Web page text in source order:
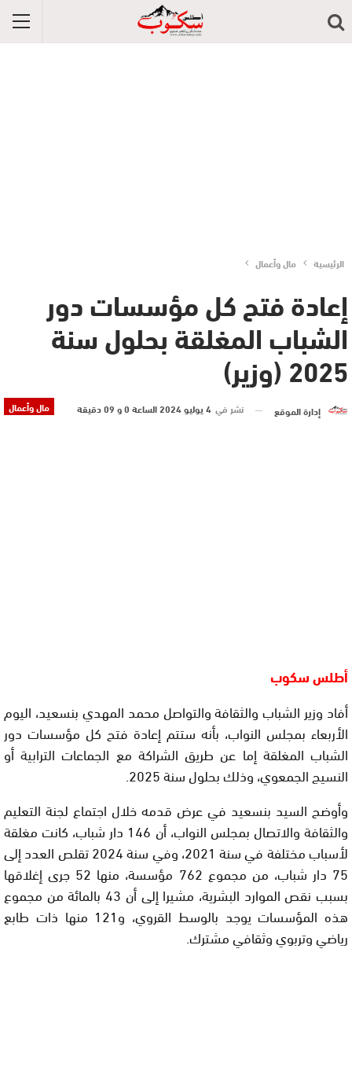
الرئيسية مال وأعمال
إعادة فتح كل مؤسسات دور
الشباب المغلقة بحلول سنة
2025 (وزير)
مال وأعمال إدارة الموقع نشر في 4 يوليو 2024 الساعة 0 و 09 دقيقة
أطلس سكوب
أفاد وزير الشباب والثقافة والتواصل محمد المهدي بنسعيد، اليوم
الأربعاء بمجلس النواب، بأنه ستتم إعادة فتح كل مؤسسات دور
الشباب المغلقة إما عن طريق الشراكة مع الجماعات الترابية أو
النسيج الجمعوي، وذلك بحلول سنة 2025.
وأوضح السيد بنسعيد في عرض قدمه خلال اجتماع لجنة التعليم
والثقافة والاتصال بمجلس النواب، أن 146 دار شباب، كانت مغلقة
لأسباب مختلفة في سنة 2021، وفي سنة 2024 تقلص العدد إلى
75 دار شباب، من مجموع 762 مؤسسة، منها 52 جرى إغلاقها
بسبب نقص الموارد البشرية، مشيرا إلى أن 43 بالمائة من مجموع
هذه المؤسسات يوجد بالوسط القروي، و121 منها ذات طابع
رياضي وتربوي وثقافي مشترك.